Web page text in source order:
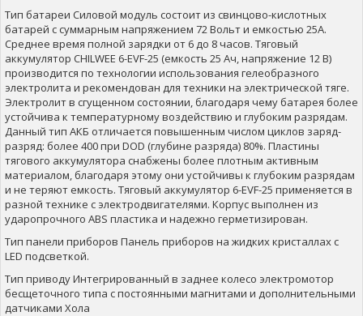
Тип батареи Силовой модуль состоит из свинцово-кислотных
батарей с суммарным напряжением 72 Вольт и емкостью 25A.
Среднее время полной зарядки от 6 до 8 часов. Тяговый
аккумулятор CHILWEE 6-EVF-25 (емкость 25 Ач, напряжение 12 В)
производится по технологии использования гелеобразного
электролита и рекомендован для техники на электрической тяге.
Электролит в сгущенном состоянии, благодаря чему батарея более
устойчива к температурному воздействию и глубоким разрядам.
Данный тип АКБ отличается повышенным числом циклов заряд-
разряд: более 400 при DOD (глубине разряда) 80%. Пластины
тягового аккумулятора снабжены более плотным активным
материалом, благодаря этому они устойчивы к глубоким разрядам
и не теряют емкость. Тяговый аккумулятор 6-EVF-25 применяется в
разной технике с электродвигателями. Корпус выполнен из
ударопрочного ABS пластика и надежно герметизирован.
Тип панели приборов Панель приборов на жидких кристаллах с
LED подсветкой.
Тип приводу Интегрированный в заднее колесо электромотор
бесщеточного типа с постоянными магнитами и дополнительными
датчиками Хола